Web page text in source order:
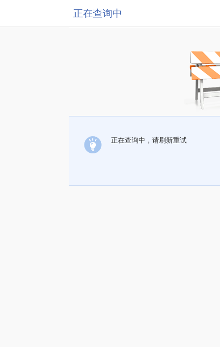
正在查询中
正在查询中，请刷新重试